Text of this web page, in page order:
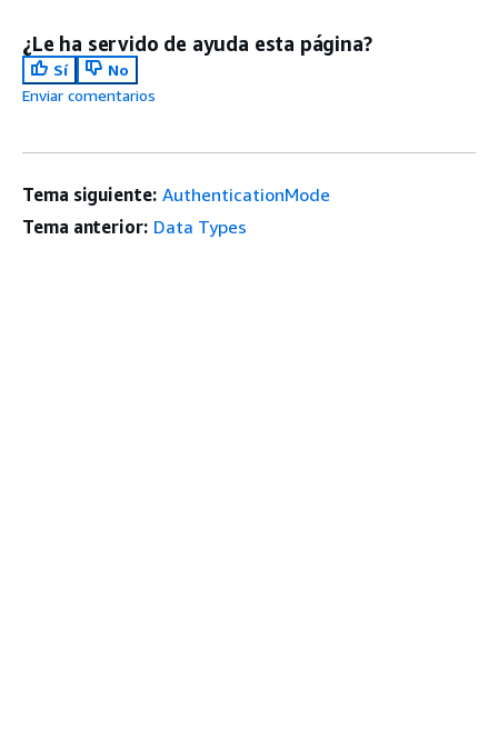
¿Le ha servido de ayuda esta página?
Sí
No
Enviar comentarios
Tema siguiente: AuthenticationMode
Tema anterior: Data Types